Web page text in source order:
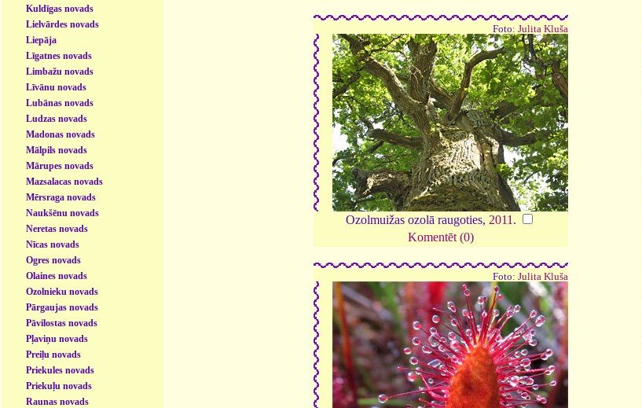
Kuldīgas novads
Lielvārdes novads
Liepāja
Līgatnes novads
Limbažu novads
Līvānu novads
Lubānas novads
Ludzas novads
Madonas novads
Mālpils novads
Mārupes novads
Mazsalacas novads
Mērsraga novads
Naukšēnu novads
Neretas novads
Nīcas novads
Ogres novads
Olaines novads
Ozolnieku novads
Pārgaujas novads
Pāvilostas novads
Pļaviņu novads
Preiļu novads
Priekules novads
Priekuļu novads
Raunas novads
Foto: Julita Kluša
Ozolmuižas ozolā raugoties, 2011 .
Komentēt (0)
Foto: Julita Kluša